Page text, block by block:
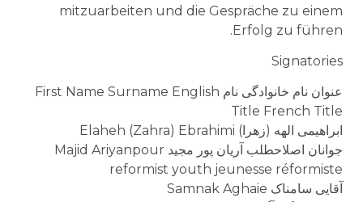
mitzuarbeiten und die Gespräche zu einem
Erfolg zu führen.
Signatories
عنوان نام خانوادگی نام First Name Surname English
Title French Title
ابراهیمی الهه (زهرا) Elaheh (Zahra) Ebrahimi
جوانان اصلاحطلب آریان پور مجید Majid Ariyanpour
reformist youth jeunesse réformiste
آقایی سامناک Samnak Aghaie